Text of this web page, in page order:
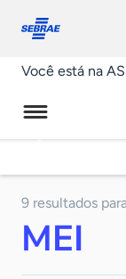
conosco
Você está na
9 resultados
MEI